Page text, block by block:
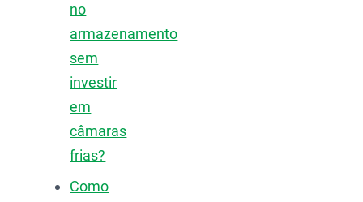
no
armazenamento
sem
investir
em
câmaras
frias?
Como